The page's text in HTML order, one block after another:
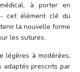
à porter en
cet élément clé du
la nouvelle forme
les sutures.
légères à modérées,
adaptés prescrits par